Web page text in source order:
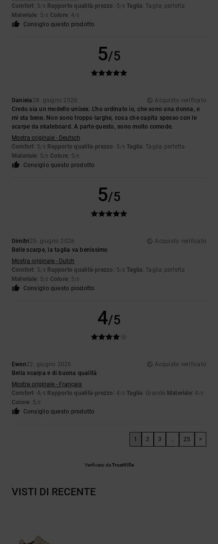
Comfort: 5/5 Rapporto qualità-prezzo : 5/5 Taglia: Taglia perfetta
Materiale: 5/5 Colore: 4/5
Consiglio questo prodotto
5/5
Daniela 28. giugno 2026
Acquisto verificato
Credo sia un modello unisex. L'ho ordinato io, che sono una donna, e
mi sta bene. Non sono troppo larghe, cosa che capita spesso con le
scarpe da skateboard. A parte questo, sono molto comode.
Mostra originale - Deutsch
Comfort: 5/5 Rapporto qualità-prezzo : 5/5 Taglia: Taglia perfetta
Materiale: 5/5 Colore: 5/5
Consiglio questo prodotto
5/5
Dimitri 25. giugno 2026
Acquisto verificato
Belle scarpe, la taglia va benissimo
Mostra originale - Dutch
Comfort: 5/5 Rapporto qualità-prezzo : 5/5 Taglia: Taglia perfetta
Materiale: 5/5 Colore: 5/5
Consiglio questo prodotto
4/5
Ewen22. giugno 2026
Acquisto verificato
Bella scarpa e di buona qualità
Mostra originale - Français
Comfort: 4/5 Rapporto qualità-prezzo : 4/5 Taglia: Grande Materiale: 4 /5
Colore: 5/5
Consiglio questo prodotto
1 2 3 ... 25 >
Verificato daTrustVille
VISTI DI RECENTE